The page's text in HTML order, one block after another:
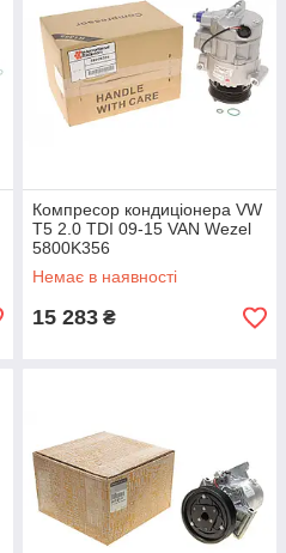
Компресор кондиціонера VW
T5 2.0 TDI 09-15 VAN Wezel
5800K356
Немає в наявності
15 283 ₴